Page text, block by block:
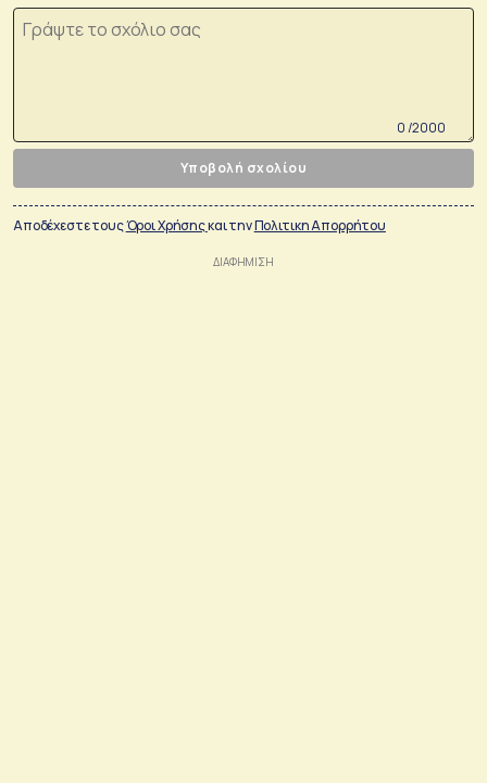
0 /2000
Υποβολή σχολίου
Αποδέχεστε τουςΌροι Χρήσηςκαι τηνΠολιτικη Απορρήτου